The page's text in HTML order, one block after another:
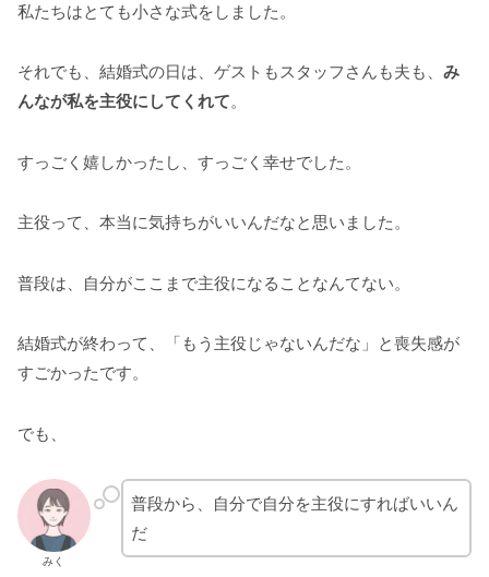
私たちはとても小さな式をしました。
それでも、結婚式の日は、ゲストもスタッフさんも夫も、 み
んなが私を主役にしてくれて。
すっごく嬉しかったし、すっごく幸せでした。
主役って、本当に気持ちがいいんだなと思いました。
普段は、自分がここまで主役になることなんてない。
結婚式が終わって、「もう主役じゃないんだな」と喪失感が
すごかったです。
でも、
みく
普段から、自分で自分を主役にすればいいん
だ